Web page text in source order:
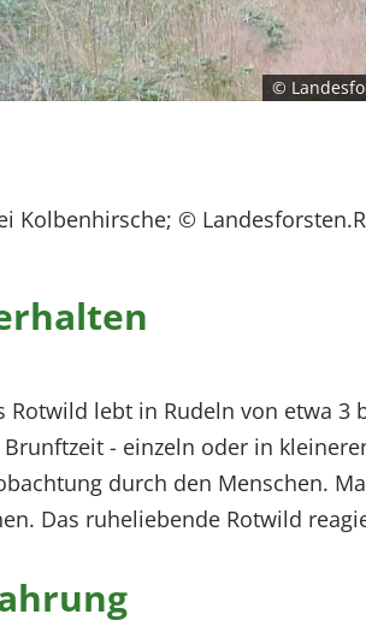
©
Kolbenhirsche; ©
Rotwild lebt in Rudeln von etwa 3
- einzeln oder in
durch den Menschen.
Das ruheliebende Rotwild